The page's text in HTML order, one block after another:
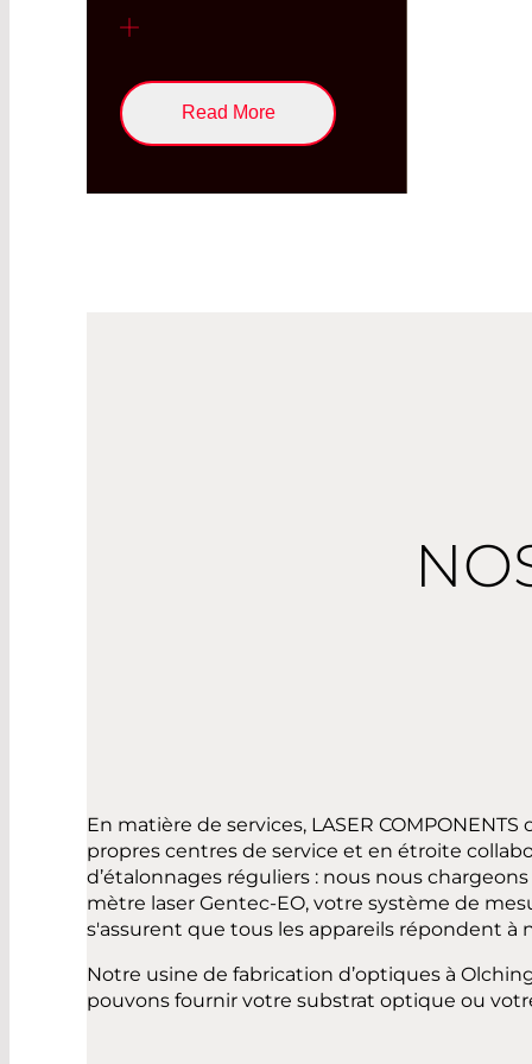
Read More
En matière de services, LASER
propres centres de service et en étroite
d’étalonnages réguliers : nous nous
mètre laser Gentec-EO, votre système de
s'assurent que tous les appareils répondent à
Notre usine de fabrication d’optiques à
pouvons fournir votre substrat optique ou